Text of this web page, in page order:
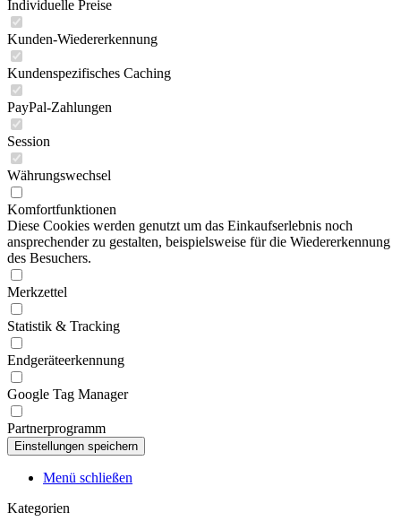
Individuelle Preise
Kunden-Wiedererkennung
Kundenspezifisches Caching
PayPal-Zahlungen
Session
Währungswechsel
Komfortfunktionen
Diese Cookies werden genutzt um das Einkaufserlebnis noch
ansprechender zu gestalten, beispielsweise für die Wiedererkennung
des Besuchers.
Merkzettel
Statistik & Tracking
Endgeräteerkennung
Google Tag Manager
Partnerprogramm
Menü schließen
Kategorien